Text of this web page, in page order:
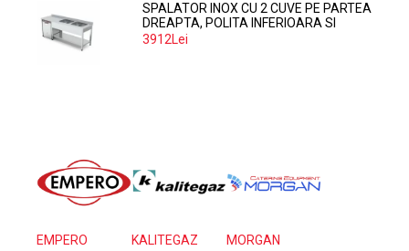
SPALATOR INOX CU 2 CUVE PE PARTEA
DREAPTA, POLITA INFERIOARA SI
SPATIU MASINA SPALAT 160*70*85
3912Lei
EMPERO KALITEGAZ MORGAN